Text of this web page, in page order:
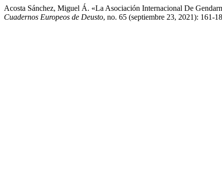
Acosta Sánchez, Miguel Á. «La Asociación Internacional De
Cuadernos Europeos de Deusto, no. 65 (septiembre 23, 2021): 161-